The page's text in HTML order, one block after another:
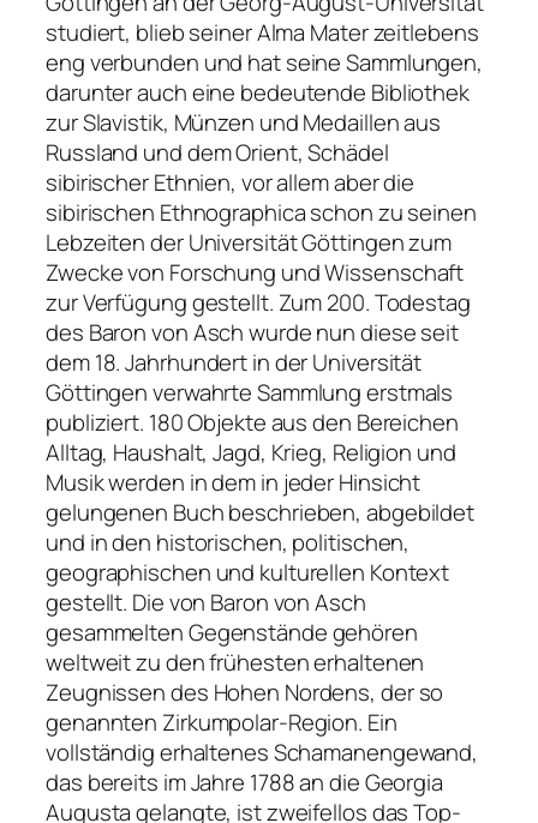
studiert, blieb seiner Alma Mater zeitlebens
eng verbunden und hat seine Sammlungen,
darunter auch eine bedeutende Bibliothek
zur Slavistik, Münzen und Medaillen aus
Russland und dem Orient, Schädel
sibirischer Ethnien, vor allem aber die
sibirischen Ethnographica schon zu seinen
Lebzeiten der Universität Göttingen zum
Zwecke von Forschung und Wissenschaft
zur Verfügung gestellt. Zum 200. Todestag
des Baron von Asch wurde nun diese seit
dem 18. Jahrhundert in der Universität
Göttingen verwahrte Sammlung erstmals
publiziert. 180 Objekte aus den Bereichen
Alltag, Haushalt, Jagd, Krieg, Religion und
Musik werden in dem in jeder Hinsicht
gelungenen Buch beschrieben, abgebildet
und in den historischen, politischen,
geographischen und kulturellen Kontext
gestellt. Die von Baron von Asch
gesammelten Gegenstände gehören
weltweit zu den frühesten erhaltenen
Zeugnissen des Hohen Nordens, der so
genannten Zirkumpolar-Region. Ein
vollständig erhaltenes Schamanengewand,
das bereits im Jahre 1788 an die Georgia
Augusta gelangte, ist zweifellos das Top-